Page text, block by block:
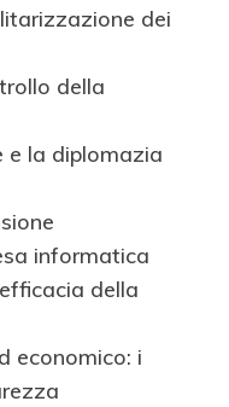
dei
della
e la diplomazia
informatica
della
economico: i